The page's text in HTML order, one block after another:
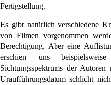
Fertigstellung.
Es gibt natürlich verschiedene
von Filmen vorgenommen
Berechtigung. Aber eine
erschien uns
Sichtungsspektrums der
Uraufführungsdatum schlicht